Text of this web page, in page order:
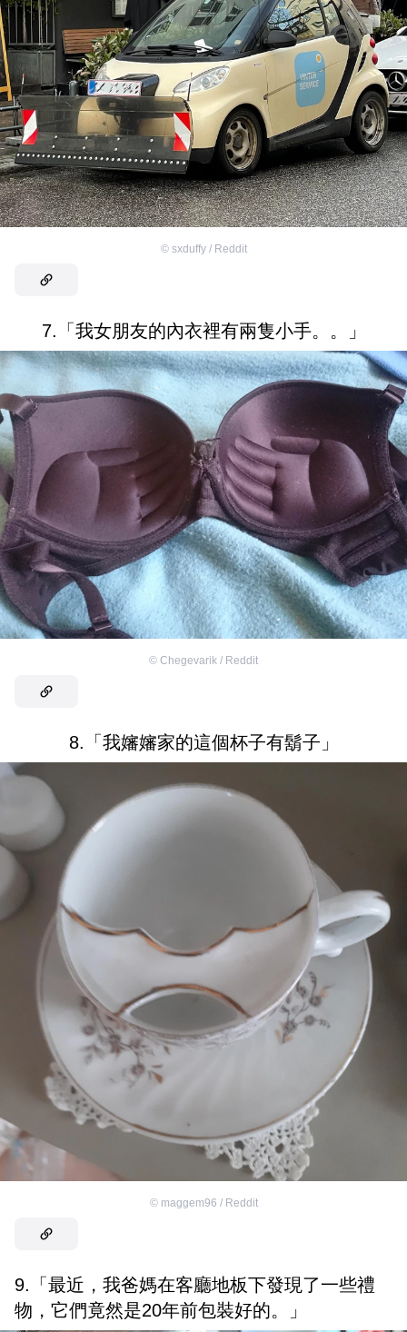
© sxduffy / Reddit
7.「我女朋友的內衣裡有兩隻小手。。」
© Chegevarik / Reddit
8.「我嬸嬸家的這個杯子有鬍子」
© maggem96 / Reddit
9.「最近，我爸媽在客廳地板下發現了一些禮
物，它們竟然是20年前包裝好的。」